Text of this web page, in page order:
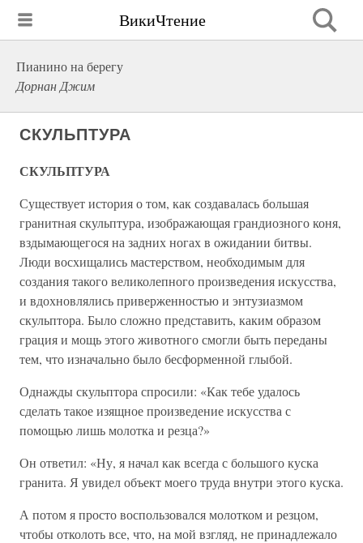
ВикиЧтение
Пианино на берегу
Дорнан Джим
СКУЛЬПТУРА
СКУЛЬПТУРА
Существует история о том, как создавалась большая
гранитная скульптура, изображающая грандиозного коня,
вздымающегося на задних ногах в ожидании битвы.
Люди восхищались мастерством, необходимым для
создания такого великолепного произведения искусства,
и вдохновлялись приверженностью и энтузиазмом
скульптора. Было сложно представить, каким образом
грация и мощь этого животного смогли быть переданы
тем, что изначально было бесформенной глыбой.
Однажды скульптора спросили: «Как тебе удалось
сделать такое изящное произведение искусства с
помощью лишь молотка и резца?»
Он ответил: «Ну, я начал как всегда с большого куска
гранита. Я увидел объект моего труда внутри этого куска.
А потом я просто воспользовался молотком и резцом,
чтобы отколоть все, что, на мой взгляд, не принадлежало